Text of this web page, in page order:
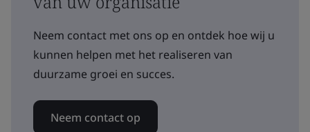
Neem contact met ons op en ontdek hoe wij u
kunnen helpen met het realiseren van
duurzame groei en succes.
Neem contact op